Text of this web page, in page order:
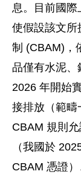
息。目前國際
使假設該文所
制 (CBAM)，
品僅有水泥
2026 年開始
接排放（範疇
CBAM 規則
（我國於
CBAM 憑證